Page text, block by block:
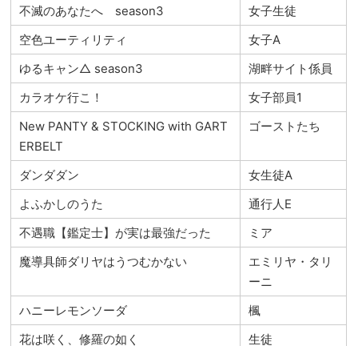
不滅のあなたへ season3
女子生徒
空色ユーティリティ
女子A
ゆるキャン△ season3
湖畔サイト係員
カラオケ行こ！
女子部員1
New PANTY & STOCKING with GART
ERBELT
ゴーストたち
ダンダダン
女生徒A
よふかしのうた
通行人E
不遇職【鑑定士】が実は最強だった
ミア
魔導具師ダリヤはうつむかない
エミリヤ・タリ
ーニ
ハニーレモンソーダ
楓
花は咲く、修羅の如く
生徒